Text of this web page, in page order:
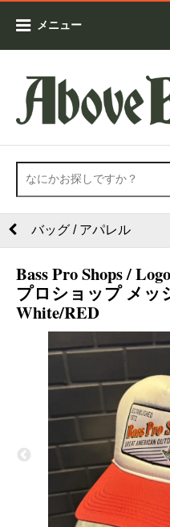
メニュー
バッグ / アパレル
Bass Pro Shops /
プロショップ メッ
White/RED